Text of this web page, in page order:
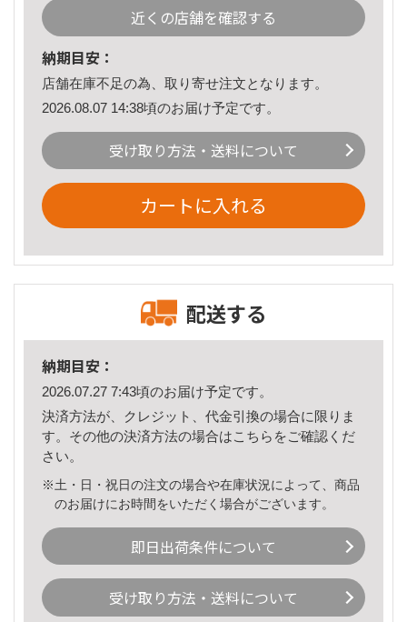
近くの店舗を確認する
納期目安：
店舗在庫不足の為、取り寄せ注文となります。
2026.08.07 14:38頃のお届け予定です。
受け取り方法・送料について
カートに入れる
配送する
納期目安：
2026.07.27 7:43頃のお届け予定です。
決済方法が、クレジット、代金引換の場合に限りま
す。その他の決済方法の場合はこちら をご確認くだ
さい。
※土・日・祝日の注文の場合や在庫状況によって、商品
のお届けにお時間をいただく場合がございます。
即日出荷条件について
受け取り方法・送料について